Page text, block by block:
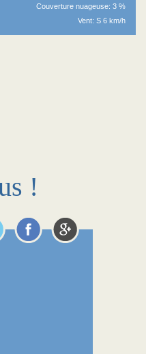
Couverture nuageuse: 3 %
Vent: S 6 km/h
!